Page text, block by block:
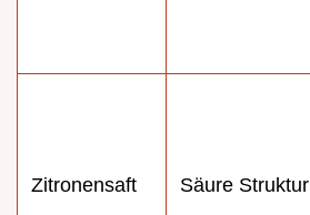
Zitronensaft Säure Struktur